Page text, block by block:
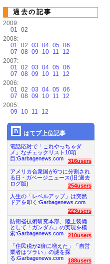
過去の記事
2009:
01 02
2008:
01 02 03 04 05 06
07 08 09 10 11
12
2007:
01 02 03 04 05 06
07 08 09 10 11
12
2006:
01 02 03 04 05 06
07 08 09 10 11
12
2005:
09
10 11 12
はてブ上位記事
電話応対で「これやっちゃダ
メ」なチェックリスト10項
目:Garbagenews.com
316users
アメリカ合衆国が6つに分割され
る日 - ガベージニュース(旧:過去
ログ版)
254users
人生の「レベルアップ」は突然
ドアを叩く:Garbagenews.com
223users
防衛省技術研究本部、陸上装備
として「ガンダム」の実現を模
索:Garbagenews.com
210users
「住民税が2倍に増えた」「自営
業者はツラい」の謎を探
る:Garbagenews.com
188users